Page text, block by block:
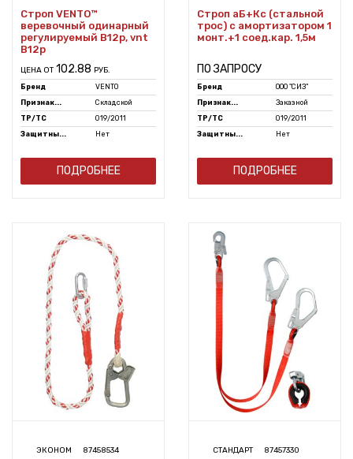
Строп VENTO™
веревочный одинарный
регулируемый В12р, vnt
B12p
ЦЕНА ОТ 102.88 РУБ.
Бренд
VENTO
Признак...
Складской
ТР/ТС
019/2011
Защитны...
Нет
ПОДРОБНЕЕ
Строп аБ+Кс (стальной
трос) с амортизатором 1
монт.+1 соед.кар. 1,5м
ПО ЗАПРОСУ
Бренд
ООО "СИЗ"
Признак...
Заказной
ТР/ТС
019/2011
Защитны...
Нет
ПОДРОБНЕЕ
ЭКОНОМ 87458534 СТАНДАРТ 87457330